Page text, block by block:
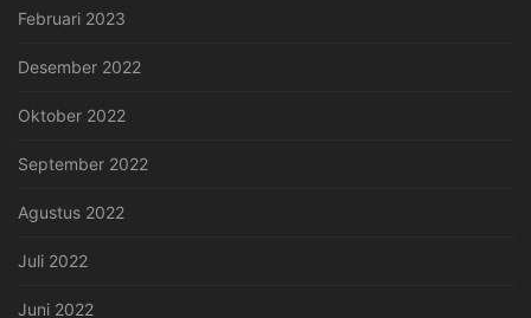
Februari 2023
Desember 2022
Oktober 2022
September 2022
Agustus 2022
Juli 2022
Juni 2022